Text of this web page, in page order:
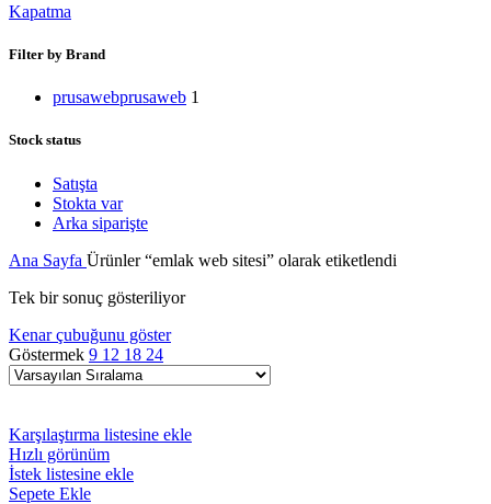
Kapatma
Filter by Brand
prusawebprusaweb 1
Stock status
Satışta
Stokta var
Arka siparişte
Ana Sayfa Ürünler “emlak web sitesi” olarak etiketlendi
Tek bir sonuç gösteriliyor
Kenar çubuğunu göster
Göstermek 9 12 18 24
Karşılaştırma listesine ekle
Hızlı görünüm
İstek listesine ekle
Sepete Ekle